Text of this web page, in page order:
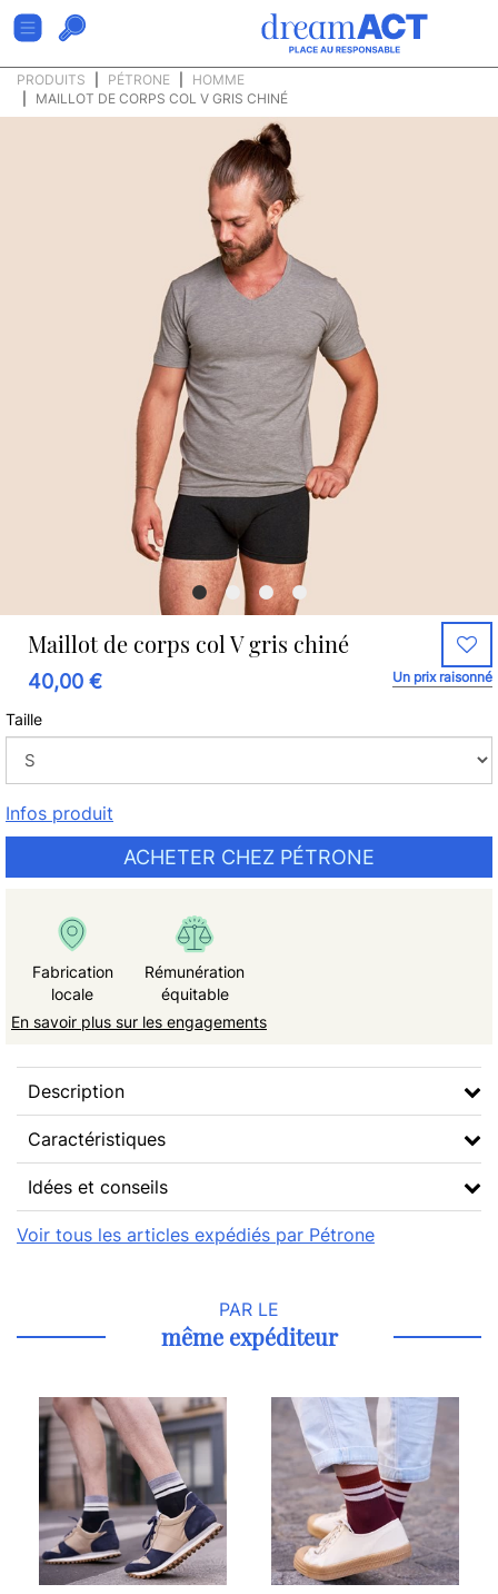
PRODUITS PÉTRONE
HOMME
MAILLOT DE CORPS COL V GRIS CHINÉ
Maillot de corps col V gris chiné
40,00 € Un prix raisonné
Taille
Infos produit
ACHETER CHEZ PÉTRONE
Fabrication
locale
Rémunération
équitable
En savoir plus sur les engagements
Description
Caractéristiques
Idées et conseils
Voir tous les articles expédiés par Pétrone
PAR LE
même expéditeur